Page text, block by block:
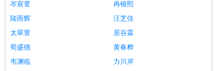
岑宸萱
冉镜熙
陆雨辉
汪芝佳
太翠萱
居谷霖
荀盛德
黄春桦
韦渊临
力川岸